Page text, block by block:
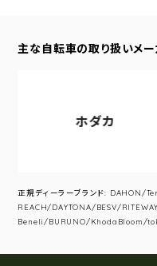
主な自転車の取り扱いメー
ホダカ
正規ディーラーブランド:
REACH/DAYTONA/BESV/
Beneli/BURUNO/KhodaBloom/